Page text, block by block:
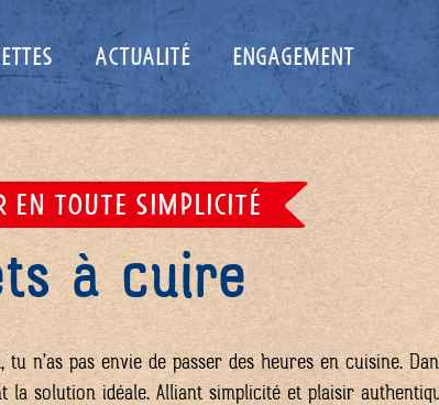
ACTUALITÉ ENGAGEMENT
EN TOUTE SIMPLICITÉ
à cuire
n’as pas envie de passer des heures en cuisine.
solution idéale. Alliant simplicité et plaisir